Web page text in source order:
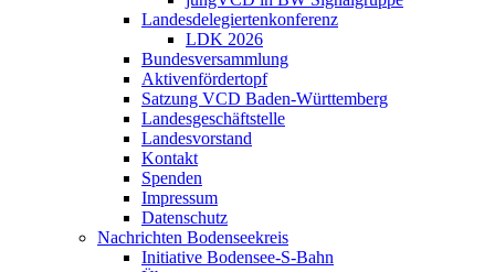
Landesdelegiertenkonferenz
LDK 2026
Bundesversammlung
Aktivenfördertopf
Satzung VCD Baden-Württemberg
Landesgeschäftstelle
Landesvorstand
Kontakt
Spenden
Impressum
Datenschutz
Nachrichten Bodenseekreis
Initiative Bodensee-S-Bahn